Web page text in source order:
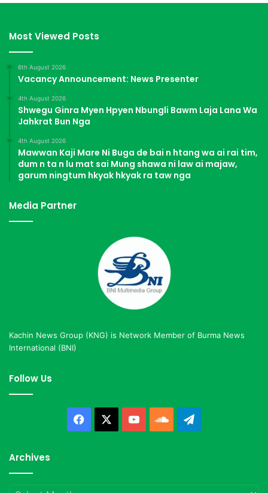
Most Viewed Posts
6th August 2026
Vacancy Announcement: News Presenter
4th August 2026
Shwegu Ginra Myen Hpyen Nbungli Bawm Laja Lana Wa
Jahkrat Bun Nga
4th August 2026
Mawwan Kaji Mare Ni Buga de bai n htang wa ai rai tim,
dum n ta n lu mat sai Mung shawa ni law ai majaw,
garum ningtum hkyak hkyak ra taw nga
Media Partner
Kachin News Group (KNG) is Network Member of Burma News
International (BNI)
Follow Us
Facebook YouTubeSoundCloud
Archives
Archives